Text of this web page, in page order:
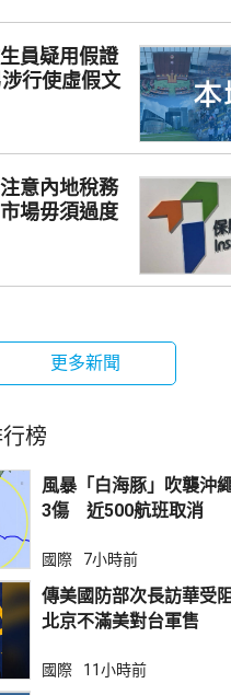
員疑用假證
行使虛假文
意內地稅務
場毋須過度
更多新聞
榜
風暴「白海豚」吹襲沖
3傷 近500航班取消
國際 7小時前
傳美國防部次長訪華受
北京不滿美對台軍售
國際 11小時前